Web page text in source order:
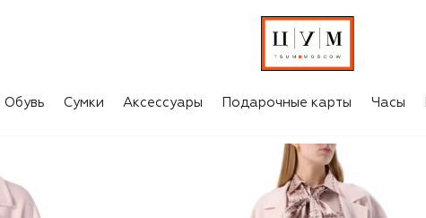
Обувь Сумки Аксессуары Подарочные карты Часы